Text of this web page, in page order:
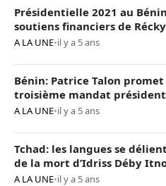
Présidentielle 2021 au
soutiens financiers de
A LA UNE•il y a 5 ans
Bénin: Patrice Talon
troisième mandat
A LA UNE•il y a 5 ans
Tchad: les langues se
de la mort d’Idriss Déby
A LA UNE•il y a 5 ans